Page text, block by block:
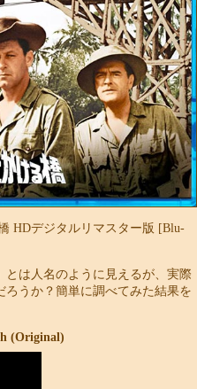
HDデジタルリマスター版 [Blu-
とは人名のように見えるが、実際
うか？簡単に調べてみた結果を
(Original)